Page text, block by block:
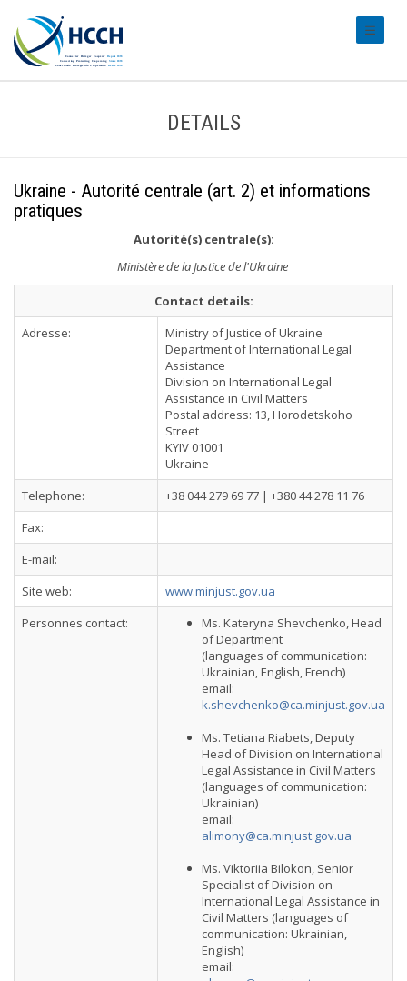
DETAILS
Ukraine - Autorité centrale (art. 2) et informations
pratiques
Autorité(s) centrale(s):
Ministère de la Justice de l'Ukraine
Contact details:
Adresse:
Ministry of Justice of Ukraine
Department of International Legal
Assistance
Division on International Legal
Assistance in Civil Matters
Postal address: 13, Horodetskoho
Street
KYIV 01001
Ukraine
Telephone:
+38 044 279 69 77 | +380 44 278 11 76
Fax:
E-mail:
Site web:
www.minjust.gov.ua
Personnes contact:
Ms. Kateryna Shevchenko, Head
of Department
(languages of communication:
Ukrainian, English, French)
email:
k.shevchenko@ca.minjust.gov.ua
Ms. Tetiana Riabets, Deputy
Head of Division on International
Legal Assistance in Civil Matters
(languages of communication:
Ukrainian)
email:
alimony@ca.minjust.gov.ua
Ms. Viktoriia Bilokon, Senior
Specialist of Division on
International Legal Assistance in
Civil Matters (languages of
communication: Ukrainian,
English)
email: